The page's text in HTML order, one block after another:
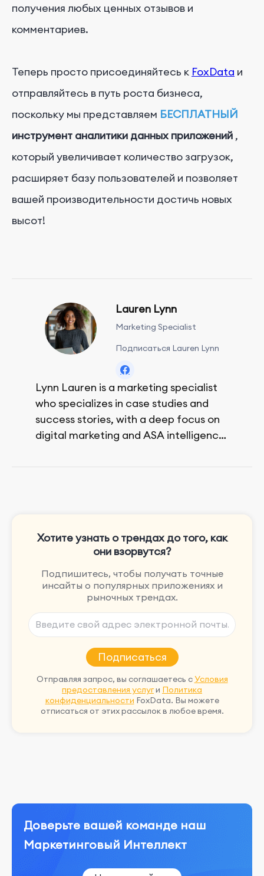
получения любых ценных отзывов и
комментариев.
Теперь просто присоединяйтесь к FoxData и
отправляйтесь в путь роста бизнеса,
поскольку мы представляем БЕСПЛАТНЫЙ
инструмент аналитики данных приложений ,
который увеличивает количество загрузок,
расширяет базу пользователей и позволяет
вашей производительности достичь новых
высот!
Lauren Lynn
Marketing Specialist
Подписаться Lauren Lynn
Lynn Lauren is a marketing specialist
who specializes in case studies and
success stories, with a deep focus on
digital marketing and ASA intelligence
Хотите узнать о трендах до того, как
они взорвутся?
Подпишитесь, чтобы получать точные
инсайты о популярных приложениях и
рыночных трендах.
Подписаться
Отправляя запрос, вы соглашаетесь сУсловия
предоставления услуги Политика
конфиденциальности FoxData. Вы можете
отписаться от этих рассылок в любое время.
Доверьте вашей команде наш
Маркетинговый Интеллект